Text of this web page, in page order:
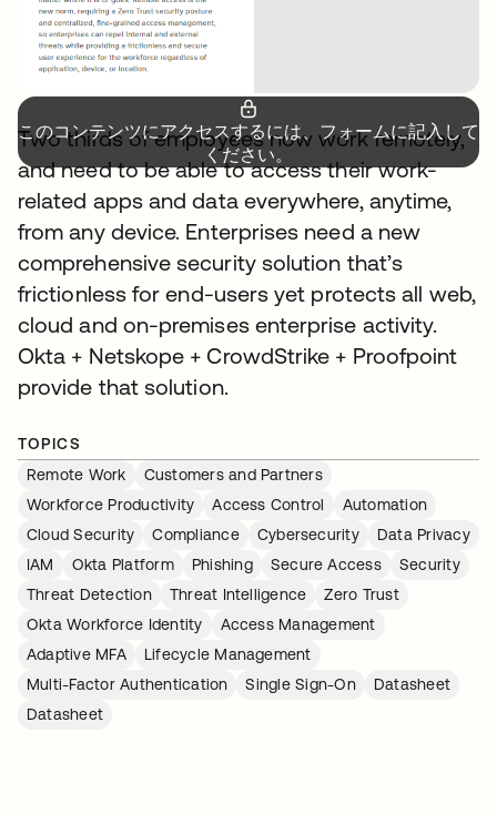
このコンテンツにアクセスするには、フォームに記入して
ください。
Two thirds of employees now work remotely,
and need to be able to access their work-
related apps and data everywhere, anytime,
from any device. Enterprises need a new
comprehensive security solution that’s
frictionless for end-users yet protects all web,
cloud and on-premises enterprise activity.
Okta + Netskope + CrowdStrike + Proofpoint
provide that solution.
TOPICS
Remote Work
Customers and Partners
Workforce Productivity
Access Control
Automation
Cloud Security
Compliance Cybersecurity
Data Privacy
IAM
Okta Platform Phishing Secure Access
Security
Threat Detection
Threat Intelligence
Zero Trust
Okta Workforce Identity
Access Management
Adaptive MFA
Lifecycle Management
Multi-Factor Authentication
Single Sign-On
Datasheet
Datasheet